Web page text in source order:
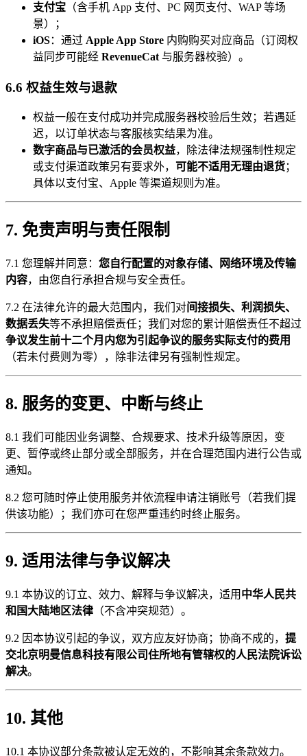
支付宝 （含手机 App 支付、PC 网页支付、WAP 等场
景）；
iOS：通过 Apple App Store 内购购买对应商品（订阅权
益同步可能经 RevenueCat 与服务器校验）。
6.6 权益生效与退款
权益一般在支付成功并完成服务器校验后生效；若遇延
迟，以订单状态与客服核实结果为准。
数字商品与已激活的会员权益，除法律法规强制性规定
或支付渠道政策另有要求外， 可能不适用无理由退货；
具体以支付宝、Apple 等渠道规则为准。
7. 免责声明与责任限制
7.1 您理解并同意： 您自行配置的对象存储、网络环境及传输
内容，由您自行承担合规与安全责任。
7.2 在法律允许的最大范围内，我们对间接损失、利润损失、
数据丢失等不承担赔偿责任；我们对您的累计赔偿责任不超过
争议发生前十二个月内您为引起争议的服务实际支付的费用
（若未付费则为零），除非法律另有强制性规定。
8. 服务的变更、中断与终止
8.1 我们可能因业务调整、合规要求、技术升级等原因，变
更、暂停或终止部分或全部服务，并在合理范围内进行公告或
通知。
8.2 您可随时停止使用服务并依流程申请注销账号（若我们提
供该功能）；我们亦可在您严重违约时终止服务。
9. 适用法律与争议解决
9.1 本协议的订立、效力、解释与争议解决，适用 中华人民共
和国大陆地区法律 （不含冲突规范）。
9.2 因本协议引起的争议，双方应友好协商；协商不成的， 提
交北京明曼信息科技有限公司住所地有管辖权的人民法院诉讼
解决。
10. 其他
10.1 本协议部分条款被认定无效的，不影响其余条款效力。